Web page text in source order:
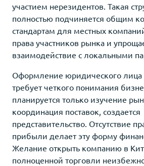
участием нерезидентов. Такая
полностью подчиняется общим
стандартам для местных
права участников рынка и
взаимодействие с локальными
Оформление юридического лица
требует четкого понимания
планируется только изучение
координация поставок, создается
представительство. Отсутствие
прибыли делает эту форму
Желание открыть компанию в
полноценной торговли